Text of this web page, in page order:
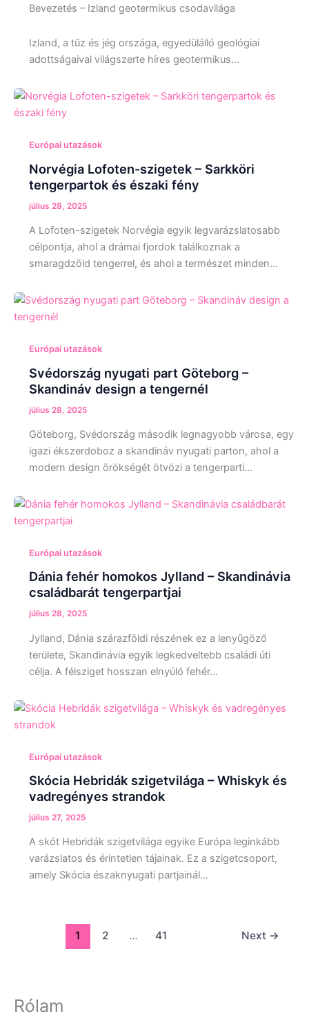
Bevezetés – Izland geotermikus csodavilága
Izland, a tűz és jég országa, egyedülálló geológiai
adottságaival világszerte híres geotermikus…
Európai utazások
Norvégia Lofoten-szigetek – Sarkköri
tengerpartok és északi fény
július 28, 2025
A Lofoten-szigetek Norvégia egyik legvarázslatosabb
célpontja, ahol a drámai fjordok találkoznak a
smaragdzöld tengerrel, és ahol a természet minden…
Európai utazások
Svédország nyugati part Göteborg –
Skandináv design a tengernél
július 28, 2025
Göteborg, Svédország második legnagyobb városa, egy
igazi ékszerdoboz a skandináv nyugati parton, ahol a
modern design örökségét ötvözi a tengerparti…
Európai utazások
Dánia fehér homokos Jylland – Skandinávia
családbarát tengerpartjai
július 28, 2025
Jylland, Dánia szárazföldi részének ez a lenyűgöző
területe, Skandinávia egyik legkedveltebb családi úti
célja. A félsziget hosszan elnyúló fehér…
Európai utazások
Skócia Hebridák szigetvilága – Whiskyk és
vadregényes strandok
július 27, 2025
A skót Hebridák szigetvilága egyike Európa leginkább
varázslatos és érintetlen tájainak. Ez a szigetcsoport,
amely Skócia északnyugati partjainál…
1 2 … 41 Next →
Rólam